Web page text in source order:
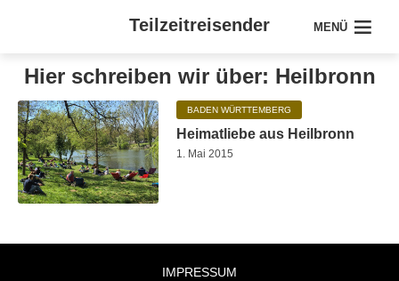
Teilzeitreisender MENÜ
Hier schreiben wir über: Heilbronn
BADEN WÜRTTEMBERG
Heimatliebe aus Heilbronn
1. Mai 2015
IMPRESSUM